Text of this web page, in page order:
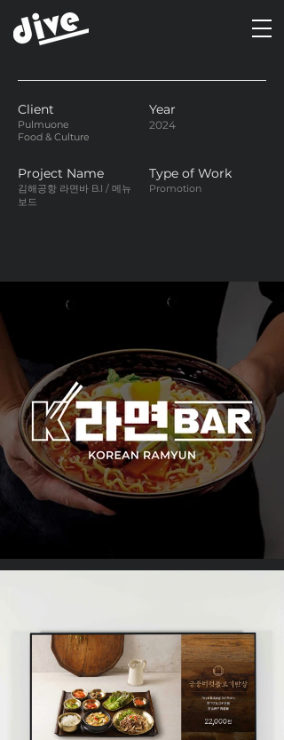
Client
Pulmuone
Food & Culture
Year
2024
Project Name
김해공항 라면바 B.I / 메뉴
보드
Type of Work
Promotion